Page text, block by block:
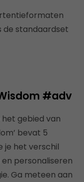
de standaardset
#adv
gebied van
bevat 5
je het verschil
personaliseren
Ga meteen aan